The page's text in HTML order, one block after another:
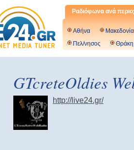
Ραδιόφωνα ανά
Αθήνα Μακεδονία
Πελ/νησος
Θράκη
GTcreteOldies
http://live24.gr/